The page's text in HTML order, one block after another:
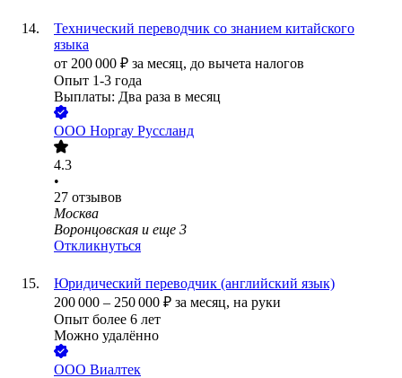
Технический переводчик со знанием китайского
языка
от 200 000 ₽ за месяц, до вычета налогов
Опыт 1-3 года
Выплаты: Два раза в месяц
ООО Норгау Руссланд
4.3
•
27 отзывов
Москва
Воронцовская и еще 3
Откликнуться
Юридический переводчик (английский язык)
200 000 – 250 000 ₽ за месяц, на руки
Опыт более 6 лет
Можно удалённо
ООО Виалтек